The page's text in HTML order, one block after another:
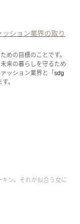
ション業界の取り
めの目標のことです。
来の暮らしを守るため
ッション業界と「sdg
。
ン。それが似合う女に